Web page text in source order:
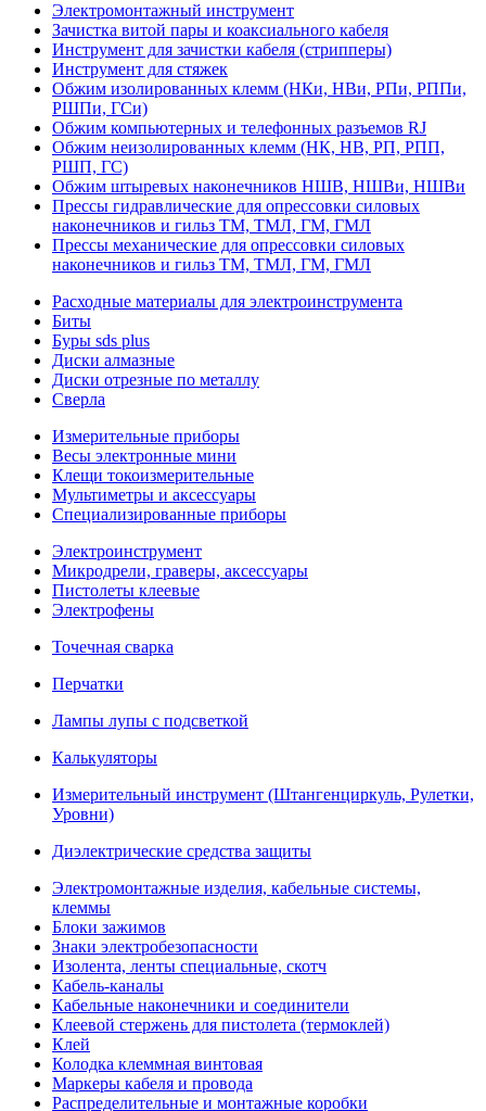
Электромонтажный инструмент
Зачистка витой пары и коаксиального кабеля
Инструмент для зачистки кабеля (стрипперы)
Инструмент для стяжек
Обжим изолированных клемм (НКи, НВи, РПи, РППи,
РШПи, ГСи)
Обжим компьютерных и телефонных разъемов RJ
Обжим неизолированных клемм (НК, НВ, РП, РПП,
РШП, ГС)
Обжим штыревых наконечников НШВ, НШВи, НШВи
Прессы гидравлические для опрессовки силовых
наконечников и гильз ТМ, ТМЛ, ГМ, ГМЛ
Прессы механические для опрессовки силовых
наконечников и гильз ТМ, ТМЛ, ГМ, ГМЛ
Расходные материалы для электроинструмента
Биты
Буры sds plus
Диски алмазные
Диски отрезные по металлу
Сверла
Измерительные приборы
Весы электронные мини
Клещи токоизмерительные
Мультиметры и аксессуары
Специализированные приборы
Электроинструмент
Микродрели, граверы, аксессуары
Пистолеты клеевые
Электрофены
Точечная сварка
Перчатки
Лампы лупы с подсветкой
Калькуляторы
Измерительный инструмент (Штангенциркуль, Рулетки,
Уровни)
Диэлектрические средства защиты
Электромонтажные изделия, кабельные системы,
клеммы
Блоки зажимов
Знаки электробезопасности
Изолента, ленты специальные, скотч
Кабель-каналы
Кабельные наконечники и соединители
Клеевой стержень для пистолета (термоклей)
Клей
Колодка клеммная винтовая
Маркеры кабеля и провода
Распределительные и монтажные коробки